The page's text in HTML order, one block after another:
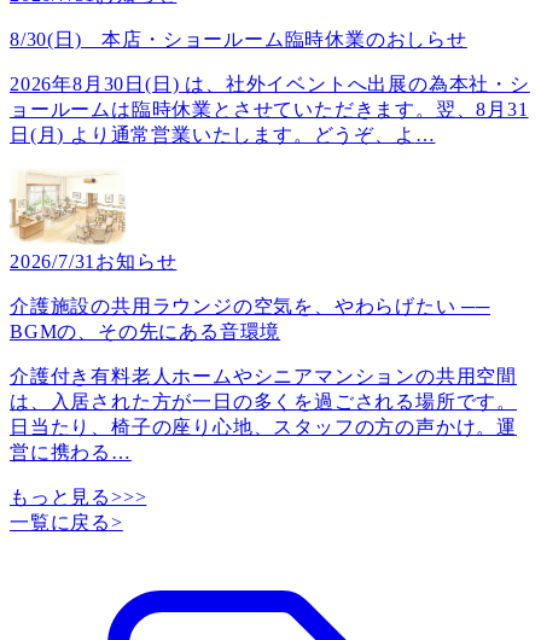
8/30(日) 本店・ショールーム臨時休業のおしらせ
2026年8月30日(日) は、社外イベントへ出展の為本社・シ
ョールームは臨時休業とさせていただきます。翌、8月31
日(月) より通常営業いたします。どうぞ、よ …
2026/7/31 お知らせ
介護施設の共用ラウンジの空気を、やわらげたい ──
BGMの、その先にある音環境
介護付き有料老人ホームやシニアマンションの共用空間
は、入居された方が一日の多くを過ごされる場所です。
日当たり、椅子の座り心地、スタッフの方の声かけ。運
営に携わる …
もっと見る>>>
一覧に戻る>